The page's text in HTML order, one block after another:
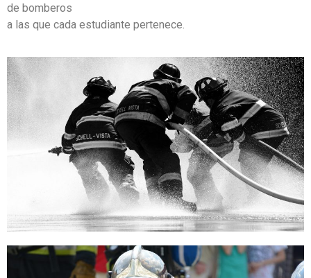
de bomberos
a las que cada estudiante pertenece.